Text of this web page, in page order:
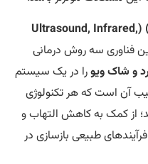
(UIS) (Ultrasound,
سه روش درمانی
شاک ویورا در یک سیستم
است که هر تکنولوژی
کمک به کاهش التهاب و
طبیعی بازسازی در